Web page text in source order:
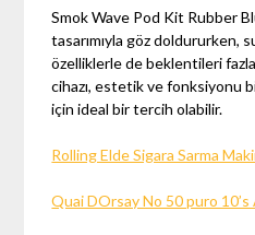
Smok Wave Pod Kit Rubber
tasarımıyla göz doldururken,
özelliklerle de beklentileri
cihazı, estetik ve fonksiyonu
için ideal bir tercih olabilir.
Rolling Elde Sigara Sarma
Quai DOrsay No 50 puro